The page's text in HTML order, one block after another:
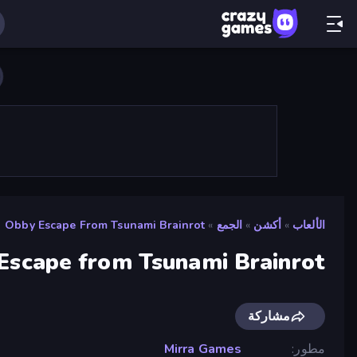
الألعاب » أكشن » الجمع »
Obby Escape From Tsunami Brainrot
from Tsunami Brainrot
مشاركة
مطور
Mirra Games